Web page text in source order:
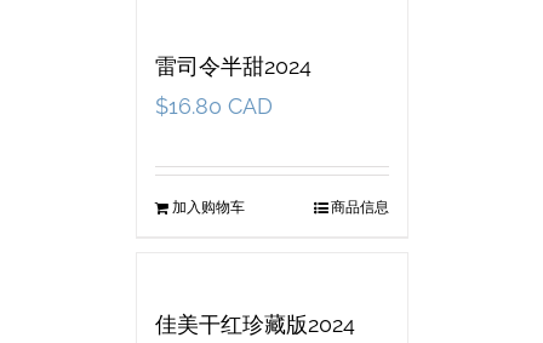
雷司令半甜2024
$16.80 CAD
加入购物车 商品信息
佳美干红珍藏版2024